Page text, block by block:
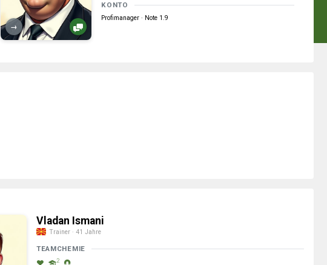
→
KONTO
Profimanager · Note 1.9
Vladan Ismani
Trainer · 41 Jahre
TEAMCHEMIE
2